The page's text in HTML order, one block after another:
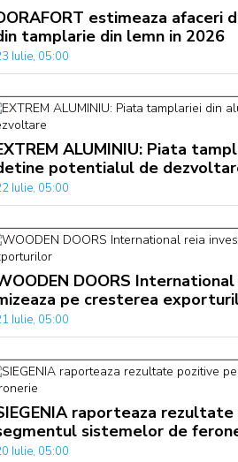
estimeaza afaceri
tamplarie din lemn in 2026
Iulie, 05:00
ALUMINIU: Piata
potentialul de
Iulie, 05:00
DOORS
pe cresterea
Iulie, 05:00
raporteaza
sistemelor de
Iulie, 05:00